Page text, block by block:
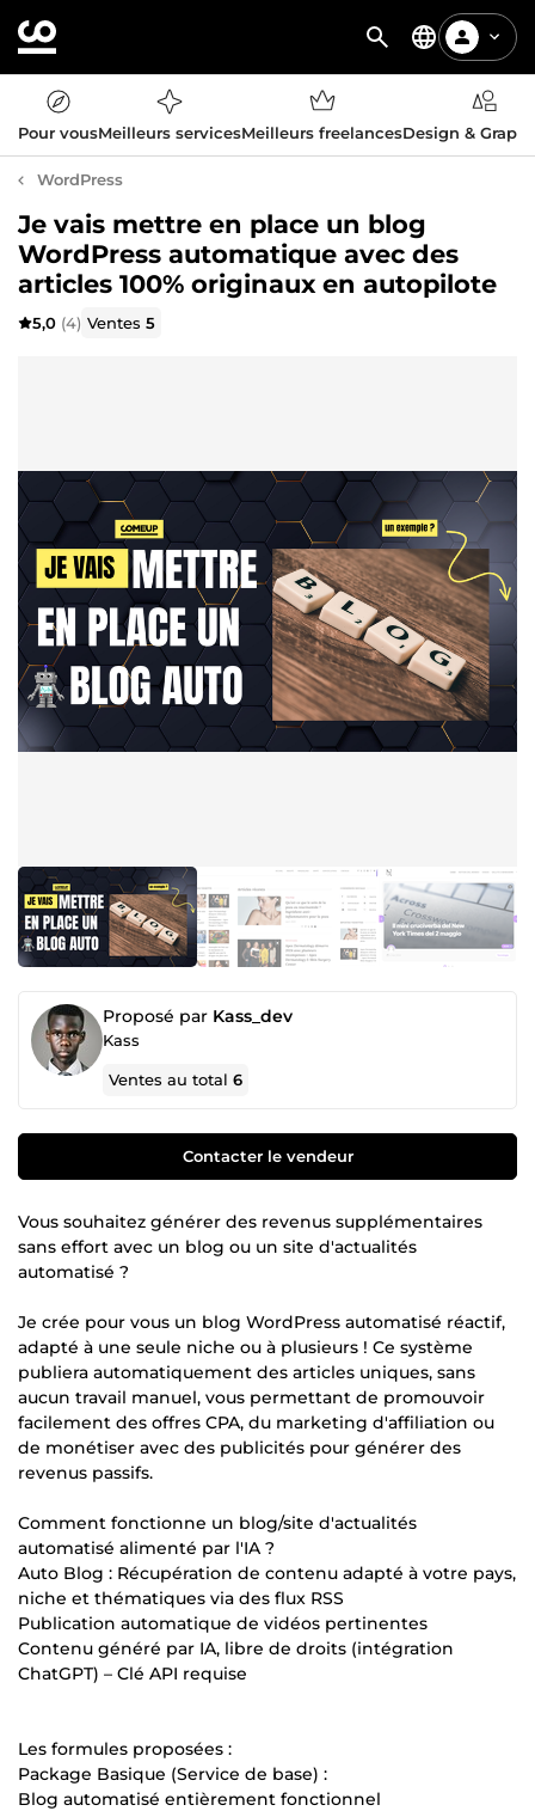
Pour vousMeilleurs servicesMeilleurs freelancesDesign &
WordPress
Je vais mettre en place un blog
WordPress automatique avec des
articles 100% originaux en autopilote
5,0 (4) Ventes5
Proposé par Kass_dev
Kass
Ventes au total6
Contacter le vendeur
Vous souhaitez générer des revenus supplémentaires
sans effort avec un blog ou un site d'actualités
automatisé ?
Je crée pour vous un blog WordPress automatisé réactif,
adapté à une seule niche ou à plusieurs ! Ce système
publiera automatiquement des articles uniques, sans
aucun travail manuel, vous permettant de promouvoir
facilement des offres CPA, du marketing d'affiliation ou
de monétiser avec des publicités pour générer des
revenus passifs.
Comment fonctionne un blog/site d'actualités
automatisé alimenté par l'IA ?
Auto Blog : Récupération de contenu adapté à votre pays,
niche et thématiques via des flux RSS
Publication automatique de vidéos pertinentes
Contenu généré par IA, libre de droits (intégration
ChatGPT) – Clé API requise
Les formules proposées :
Package Basique (Service de base) :
Blog automatisé entièrement fonctionnel